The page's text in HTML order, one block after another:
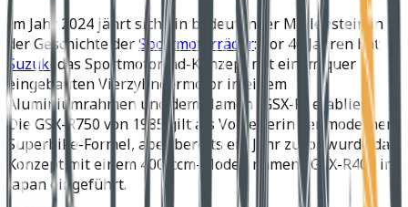
Im Jahr 2024 jährt sich ein bedeutender Meilenstein in
der Geschichte derSportmotorräder: Vor 40 Jahren hat
Suzuki das Sportmotorrad-Konzept mit einem quer
eingebauten Vierzylindermotor in einem
Aluminiumrahmen und dem Namen „GSX-R“ etabliert.
Die GSX-R750 von 1985 gilt als Vorreiterin der modernen
Superbike-Formel, aber bereits ein Jahr zuvor wurde das
Konzept mit einem 400-ccm-Modell namens GSX-R400 in
Japan eingeführt.